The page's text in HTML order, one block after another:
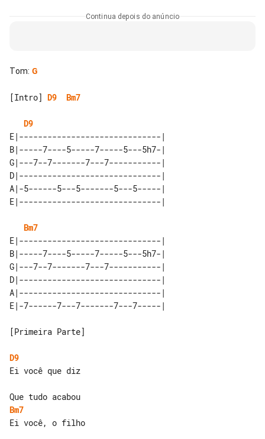
Continua depois do anúncio
Tom: G
[Intro] D9 Bm7
D9
E|------------------------------|
B|-----7----5-----7-----5---5h7-|
G|---7--7-------7---7-----------|
D|------------------------------|
A|-5------5---5-------5---5-----|
Bm7
E|------------------------------|
B|-----7----5-----7-----5---5h7-|
G|---7--7-------7---7-----------|
D|------------------------------|
A|------------------------------|
[Primeira Parte]
D9
Ei você que diz
Bm7
Ei você, o filho